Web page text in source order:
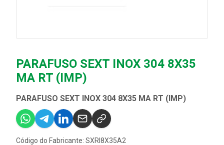
PARAFUSO SEXT INOX 304 8X35
MA RT (IMP)
PARAFUSO SEXT INOX 304 8X35 MA RT (IMP)
Código do Fabricante: SXRI8X35A2